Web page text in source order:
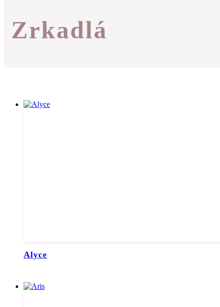
Zrkadlá
Alyce